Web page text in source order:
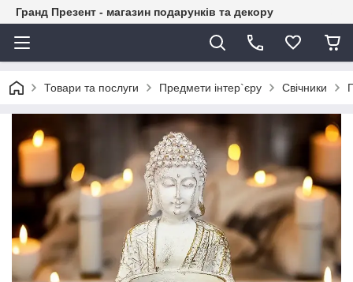
Гранд Презент - магазин подарунків та декору
Товари та послуги Предмети інтер`єру Свічники